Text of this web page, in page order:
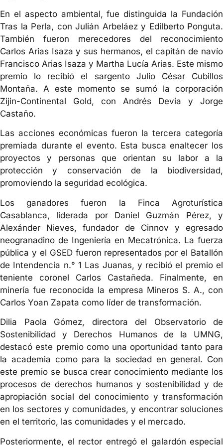
En el aspecto ambiental, fue distinguida la Fundación
Tras la Perla, con Julián Arbeláez y Edilberto Ponguta.
También fueron merecedores del reconocimiento
Carlos Arias Isaza y sus hermanos, el capitán de navío
Francisco Arias Isaza y Martha Lucía Arias. Este mismo
premio lo recibió el sargento Julio César Cubillos
Montaña. A este momento se sumó la corporación
Zijin-Continental Gold, con Andrés Devia y Jorge
Castaño.
Las acciones económicas fueron la tercera categoría
premiada durante el evento. Esta busca enaltecer los
proyectos y personas que orientan su labor a la
protección y conservación de la biodiversidad,
promoviendo la seguridad ecológica.
Los ganadores fueron la Finca Agroturística
Casablanca, liderada por Daniel Guzmán Pérez, y
Alexánder Nieves, fundador de Cinnov y egresado
neogranadino de Ingeniería en Mecatrónica. La fuerza
pública y el GSED fueron representados por el Batallón
de Intendencia n.° 1 Las Juanas, y recibió el premio el
teniente coronel Carlos Castañeda. Finalmente, en
minería fue reconocida la empresa Mineros S. A., con
Carlos Yoan Zapata como líder de transformación.
Dilia Paola Gómez, directora del Observatorio de
Sostenibilidad y Derechos Humanos de la UMNG,
destacó este premio como una oportunidad tanto para
la academia como para la sociedad en general. Con
este premio se busca crear conocimiento mediante los
procesos de derechos humanos y sostenibilidad y de
apropiación social del conocimiento y transformación
en los sectores y comunidades, y encontrar soluciones
en el territorio, las comunidades y el mercado.
Posteriormente, el rector entregó el galardón especial